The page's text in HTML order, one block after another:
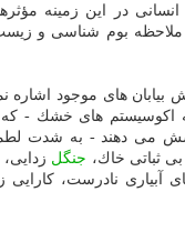
در این زمینه
ملاحظه بوم شناسی و
بیابان های موجود اشاره
های خشك - كه
می دهند - به شدت
ثباتی خاك، جنگل
نادرست، كارایی